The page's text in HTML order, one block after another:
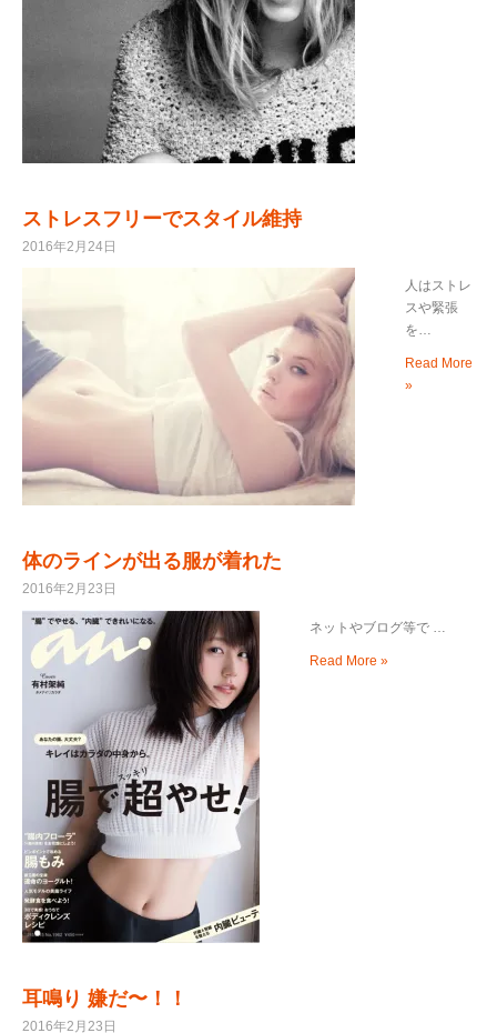
ストレスフリーでスタイル維持
2016年2月24日
人はストレ
スや緊張
を…
Read More
»
体のラインが出る服が着れた
2016年2月23日
ネットやブログ等で …
Read More »
耳鳴り 嫌だ〜！！
2016年2月23日